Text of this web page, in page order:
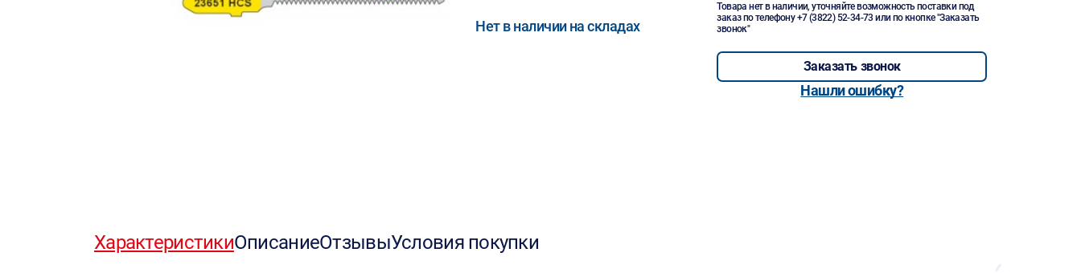
Нет в наличии на складах
Товара нет в наличии, уточняйте возможность поставки под
заказ по телефону+7 (3822) 52-34-73 или по кнопке "Заказать
звонок"
Заказать звонок
Нашли ошибку?
ХарактеристикиОписаниеОтзывыУсловия покупки